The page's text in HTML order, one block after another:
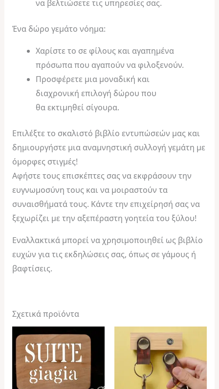
να βελτιώσετε τις υπηρεσίες σας.
Ένα δώρο γεμάτο νόημα:
Χαρίστε το σε φίλους και αγαπημένα
πρόσωπα που αγαπούν να φιλοξενούν.
Προσφέρετε μια μοναδική και
διαχρονική επιλογή δώρου που
θα εκτιμηθεί σίγουρα.
Επιλέξτε το σκαλιστό βιβλίο εντυπώσεών μας και
δημιουργήστε μια αναμνηστική συλλογή γεμάτη με
όμορφες στιγμές!
Αφήστε τους επισκέπτες σας να εκφράσουν την
ευγνωμοσύνη τους και να μοιραστούν τα
συναισθήματά τους. Κάντε την επιχείρησή σας να
ξεχωρίζει με την αξεπέραστη γοητεία του ξύλου!
Εναλλακτικά μπορεί να χρησιμοποιηθεί ως βιβλίο
ευχών για τις εκδηλώσεις σας, όπως σε γάμους ή
βαφτίσεις.
Σχετικά προϊόντα